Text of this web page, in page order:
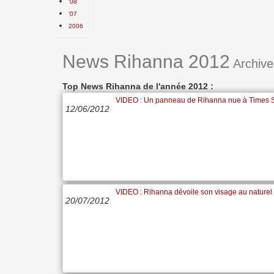
'08
'07
2006
News Rihanna 2012
Top News Rihanna de l'année 2012 :
12/06/2012
VIDEO : Un panneau de Rihanna nue à Times
20/07/2012
VIDEO : Rihanna dévoile son visage au naturel